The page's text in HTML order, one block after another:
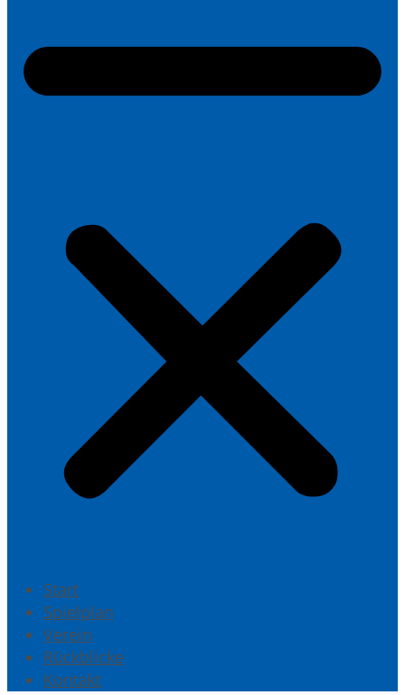
Start
Spielplan
Verein
Rückblicke
Kontakt